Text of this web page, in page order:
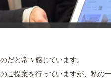
だと常々感じています。
ご提案を行っていますが、私の